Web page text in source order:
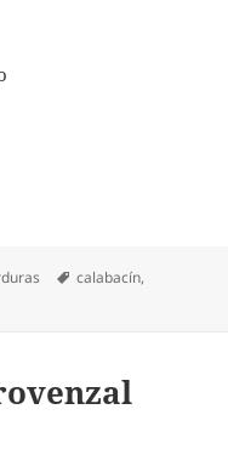
y requesón al horno
Etiquetas
calabacín,